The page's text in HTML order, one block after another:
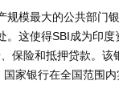
规模最大的公共部
这使得SBI成为印
保险和抵押贷款。该
家银行在全国范围